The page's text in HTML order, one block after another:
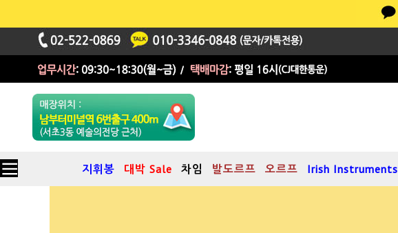
지휘봉 대박 Sale 차임 발도르프 오르프 Irish Instruments